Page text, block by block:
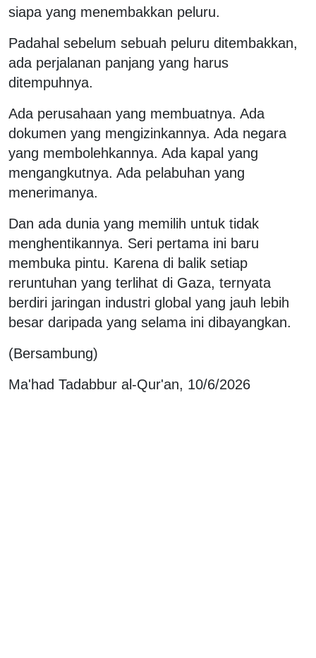
siapa yang menembakkan peluru.
Padahal sebelum sebuah peluru ditembakkan,
ada perjalanan panjang yang harus
ditempuhnya.
Ada perusahaan yang membuatnya. Ada
dokumen yang mengizinkannya. Ada negara
yang membolehkannya. Ada kapal yang
mengangkutnya. Ada pelabuhan yang
menerimanya.
Dan ada dunia yang memilih untuk tidak
menghentikannya. Seri pertama ini baru
membuka pintu. Karena di balik setiap
reruntuhan yang terlihat di Gaza, ternyata
berdiri jaringan industri global yang jauh lebih
besar daripada yang selama ini dibayangkan.
(Bersambung)
Ma'had Tadabbur al-Qur'an, 10/6/2026